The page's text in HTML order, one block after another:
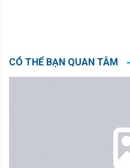
CÓ THỂ BẠN QUAN TÂM